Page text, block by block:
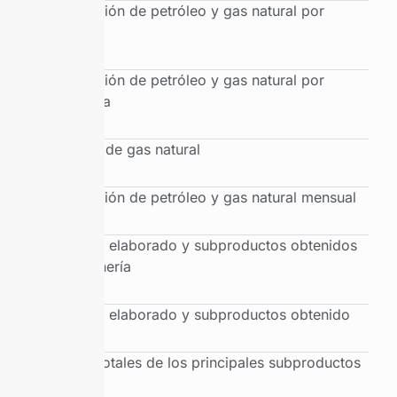
Producción de petróleo y gas natural por
Producción de petróleo y gas natural por
provincia
Balance de gas natural
Producción de petróleo y gas natural mensual
Petróleo elaborado y subproductos obtenidos
por refinería
Petróleo elaborado y subproductos obtenido
Ventas totales de los principales subproductos